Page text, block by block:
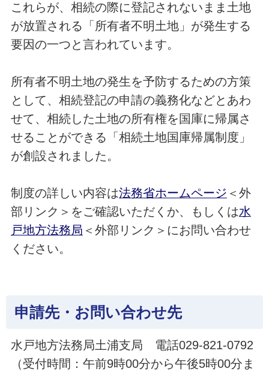
これらが、相続の際に登記されないまま土地
が放置される「所有者不明土地」が発生する
要因の一つと言われています。
所有者不明土地の発生を予防するための方策
として、相続登記の申請の義務化などとあわ
せて、相続した土地の所有権を国庫に帰属さ
せることができる「相続土地国庫帰属制度」
が創設されました。
制度の詳しい内容は法務省ホームページ ＜外
部リンク＞をご確認いただくか、もしくは水
戸地方法務局 ＜外部リンク＞にお問い合わせ
ください。
申請先・お問い合わせ先
水戸地方法務局土浦支局 電話029-821-0792
（受付時間：午前9時00分から午後5時00分ま